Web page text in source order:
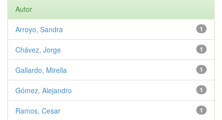
Autor
1
Arroyo, Sandra
1
Chávez, Jorge
1
Gallardo, Mirella
1
Gómez, Alejandro
1
Ramos, Cesar